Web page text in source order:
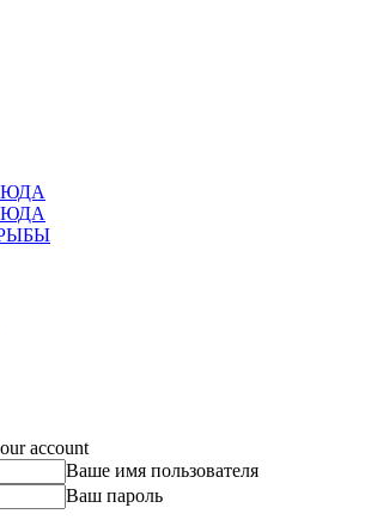
account
Ваше имя пользователя
Ваш пароль